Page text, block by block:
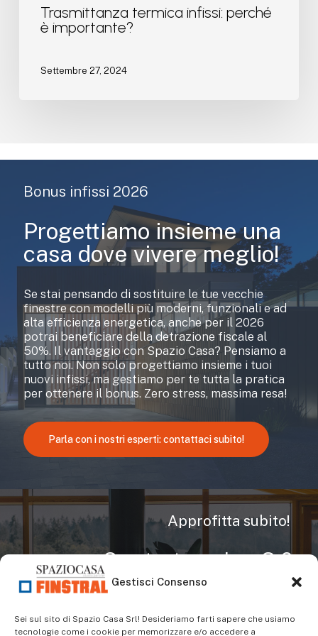
Gestisci Consenso
Sei sul sito di Spazio Casa Srl! Desideriamo farti sapere che usiamo
tecnologie come i cookie per memorizzare e/o accedere a
Trasmittanza termica infissi: perché
è importante?
Settembre 27, 2024
Bonus infissi 2026
Progettiamo insieme una
casa dove vivere meglio!
Se stai pensando di sostituire le tue vecchie
finestre con modelli più moderni, funzionali e ad
alta efficienza energetica, anche per il 2026
potrai beneficiare della detrazione fiscale al
50%. Il vantaggio con Spazio Casa? Pensiamo a
tutto noi. Non solo progettiamo insieme i tuoi
nuovi infissi, ma gestiamo per te tutta la pratica
per ottenere il bonus. Zero stress, massima resa!
Parla con i nostri esperti: contattaci subito!
Approfitta subito!
Conto termico 3.0
Termico 3.0, il nuovo incentivo a fondo perduto
per interventi di efficienza energetica e